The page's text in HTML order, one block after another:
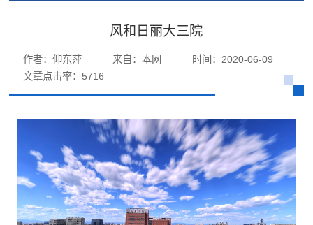
风和日丽大三院
作者：仰东萍 来自：本网
时间：2020-06-09
文章点击率： 5716